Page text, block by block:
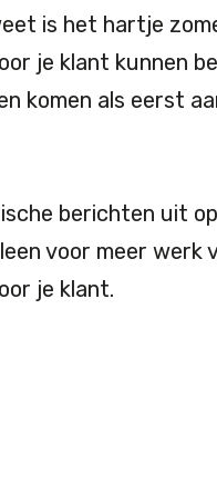
is het hartje
je klant kunnen
komen als eerst
berichten uit
voor meer werk
je klant.